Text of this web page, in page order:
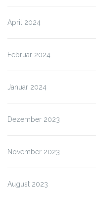
April 2024
Februar 2024
Januar 2024
Dezember 2023
November 2023
August 2023